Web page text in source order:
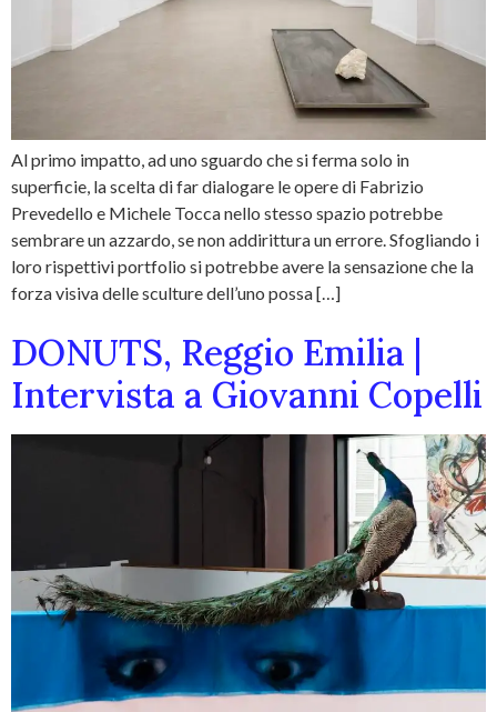
Al primo impatto, ad uno sguardo che si ferma solo in
superficie, la scelta di far dialogare le opere di Fabrizio
Prevedello e Michele Tocca nello stesso spazio potrebbe
sembrare un azzardo, se non addirittura un errore. Sfogliando i
loro rispettivi portfolio si potrebbe avere la sensazione che la
forza visiva delle sculture dell’uno possa […]
DONUTS, Reggio Emilia |
Intervista a Giovanni Copelli